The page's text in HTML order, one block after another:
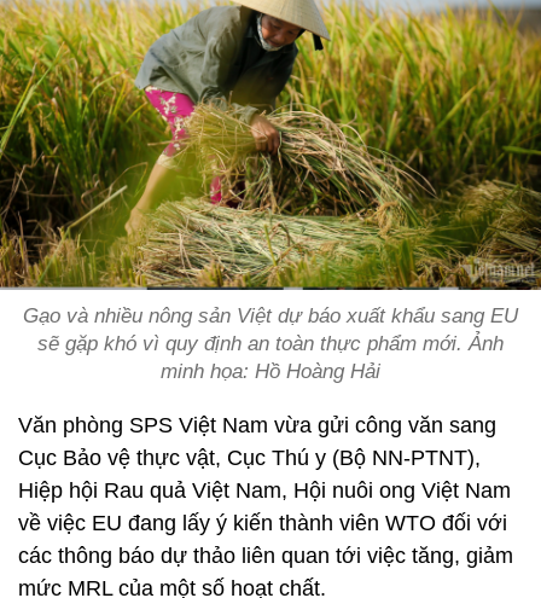
Gạo và nhiều nông sản Việt dự báo xuất khẩu sang EU
sẽ gặp khó vì quy định an toàn thực phẩm mới. Ảnh
minh họa: Hồ Hoàng Hải
Văn phòng SPS Việt Nam vừa gửi công văn sang
Cục Bảo vệ thực vật, Cục Thú y (Bộ NN-PTNT),
Hiệp hội Rau quả Việt Nam, Hội nuôi ong Việt Nam
về việc EU đang lấy ý kiến thành viên WTO đối với
các thông báo dự thảo liên quan tới việc tăng, giảm
mức MRL của một số hoạt chất.